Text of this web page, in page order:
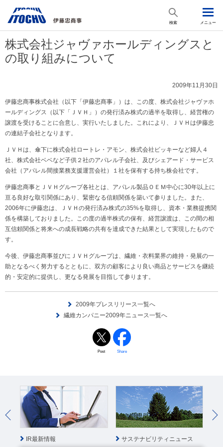
検索 メニュー
株式会社ジャヴァホールディングスと
の取り組みについて
2009年11月30日
伊藤忠商事株式会社（以下「伊藤忠商事」）は、この度、株式会社ジャヴァホ
ールディングス（以下「ＪＶＨ」）の発行済み株式の過半を取得し、経営権の
譲渡を受けることに合意し、実行いたしました。これにより、ＪＶＨは伊藤忠
の連結子会社となります。
ＪＶＨは、傘下に株式会社ロートレ・アモン、株式会社ビッキーなど婦人４
社、株式会社ベベなど子供２社のアパレル子会社、及びシェアード・サービス
会社（アパレル間接業務支援運営会社）１社を保有する持ち株会社です。
伊藤忠商事とＪＶＨグループ各社とは、アパレル製品ＯＥＭ中心に30年以上に
亘る良好な取引関係にあり、緊密なる信頼関係を築いて参りました。また、
2006年に伊藤忠は、ＪＶＨの発行済み株式の35%を取得し、資本・業務提携関
係を構築しておりました。この度の過半株式の保有、経営譲渡は、この間の相
互信頼関係と将来への成長戦略の共有を達成できた結果として実現したもので
す。
今後、伊藤忠商事並びにＪＶＨグループは、繊維・衣料業界の維持・発展の一
助となるべく努力するとともに、双方の顧客により良い商品とサービスを継続
的・安定的に提供し、更なる発展を目指して参ります。
2009年プレスリリース一覧へ
繊維カンパニー2009年ニュース一覧へ
Post Share
IR最新情報 サステナビリティニュース